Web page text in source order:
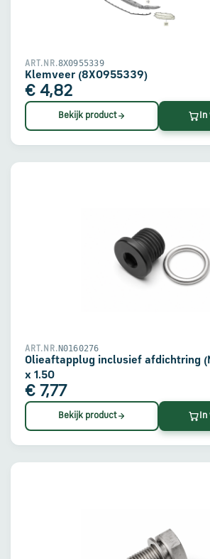
ART.NR.8X0955339
Klemveer (8X0955339)
€ 4,82
Bekijk product
ART.NR.N0160276
Olieaftapplug inclusief afdichtring
x 1.50
€ 7,77
Bekijk product